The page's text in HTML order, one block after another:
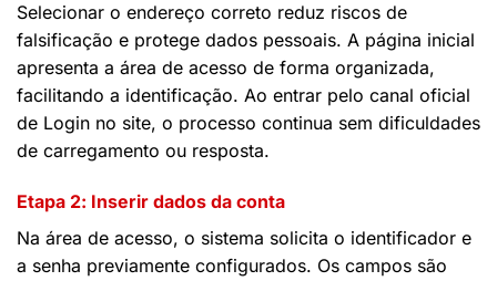
Selecionar o endereço correto reduz riscos de
falsificação e protege dados pessoais. A página inicial
apresenta a área de acesso de forma organizada,
facilitando a identificação. Ao entrar pelo canal oficial
de Login no site, o processo continua sem dificuldades
de carregamento ou resposta.
Etapa 2: Inserir dados da conta
Na área de acesso, o sistema solicita o identificador e
a senha previamente configurados. Os campos são